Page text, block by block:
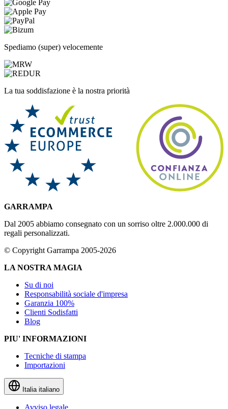
Spediamo (super) velocemente
La tua soddisfazione è la nostra priorità
GARRAMPA
Dal 2005 abbiamo consegnato con un sorriso oltre 2.000.000 di
regali personalizzati.
© Copyright Garrampa 2005-2026
LA NOSTRA MAGIA
Su di noi
Responsabilità sociale d'impresa
Garanzia 100%
Clienti Sodisfatti
Blog
PIU' INFORMAZIONI
Tecniche di stampa
Importazioni
Italia italiano
Avviso legale